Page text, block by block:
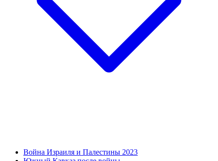
Война Израиля и Палестины 2023